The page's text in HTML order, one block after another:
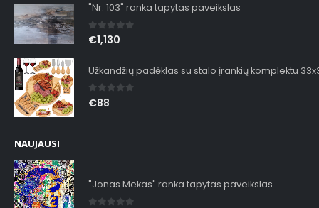
"Nr. 103" ranka tapytas paveikslas
0out of 5
€1,130
Užkandžių padėklas su stalo įrankių komplektu
0out of 5
€88
NAUJAUSI
"Jonas Mekas" ranka tapytas paveikslas